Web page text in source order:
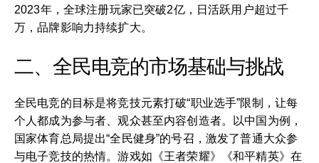
2023年，全球注册玩家已突破2亿，日活跃用户超过千
万，品牌影响力持续扩大。
二、全民电竞的市场基础与挑战
全民电竞的目标是将竞技元素打破“职业选手”限制，让每
个人都成为参与者、观众甚至内容创造者。以中国为例，
国家体育总局提出“全民健身”的号召，激发了普通大众参
与电子竞技的热情。游戏如《王者荣耀》《和平精英》在